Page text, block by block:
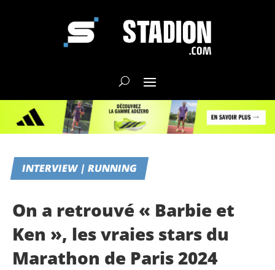
INTERVIEW | RUNNING
On a retrouvé « Barbie et
Ken », les vraies stars du
Marathon de Paris 2024